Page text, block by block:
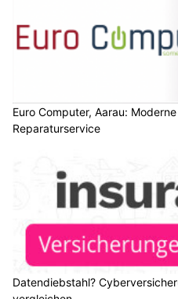
einzubauen. Die Authentizität
Live-Formaten machen sie zu
Content Marketing.
In diesem Beitrag erfahren Sie,
welche Vorteile er bietet, wie
technisch umgesetzt wird und
werden kann.